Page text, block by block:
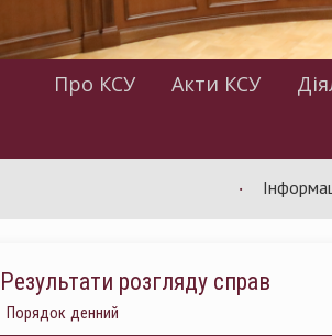
Про КСУ Акти КСУ
Інформація
Результати розгляду справ
Порядок денний